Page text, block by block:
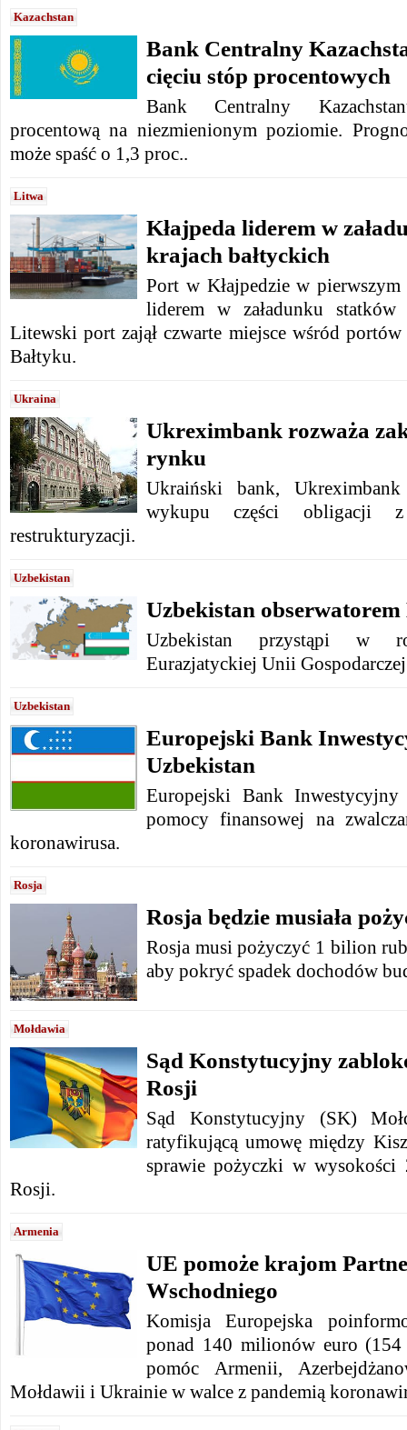
Kazachstan
Bank Centralny
cięciu stóp procentowych
Bank Centralny
procentową na niezmienionym poziomie.
może spaść o 1,3 proc..
Litwa
Kłajpeda liderem w
krajach bałtyckich
Port w Kłajpedzie w
liderem w załadunku
Litewski port zajął czwarte miejsce wśród
Bałtyku.
Ukraina
Ukreximbank rozważa
rynku
Ukraiński bank,
wykupu części obligacji
restrukturyzacji.
Uzbekistan
Uzbekistan
Uzbekistan przystąpi w
Eurazjatyckiej Unii
Uzbekistan
Europejski Bank
Uzbekistan
Europejski Bank
pomocy finansowej na
koronawirusa.
Rosja
Rosja będzie musiała
Rosja musi pożyczyć 1 bilion
aby pokryć spadek dochodów
Mołdawia
Sąd Konstytucyjny
Rosji
Sąd Konstytucyjny (SK)
ratyfikującą umowę między
sprawie pożyczki w
Rosji.
Armenia
UE pomoże krajom
Wschodniego
Komisja Europejska
ponad 140 milionów euro
pomóc Armenii,
Mołdawii i Ukrainie w walce z pandemią